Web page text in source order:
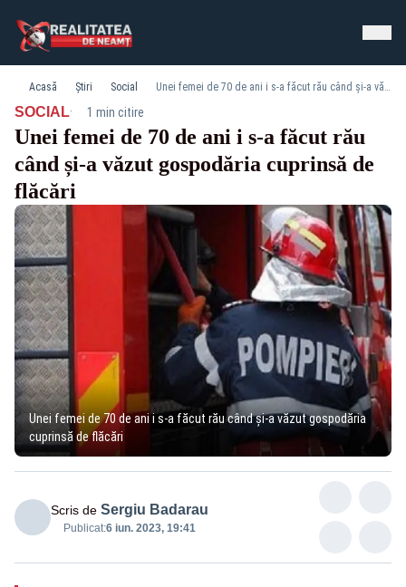
Acasă Știri Social Unei femei de 70 de ani i s-a făcut rău când și-a văzut gospodăria cuprinsă de flăcări
SOCIAL· 1 min citire
Unei femei de 70 de ani i s-a făcut rău
când și-a văzut gospodăria cuprinsă de
flăcări
Unei femei de 70 de ani i s-a făcut rău când și-a văzut gospodăria
cuprinsă de flăcări
Scris de Sergiu Badarau
Publicat:6 iun. 2023, 19:41